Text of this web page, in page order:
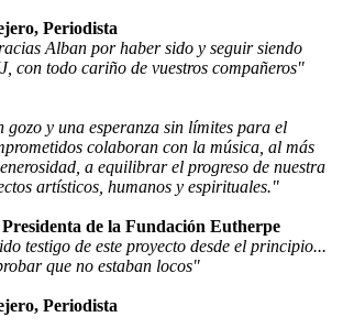
Periodista
Alban por haber sido y seguir siendo
con todo cariño de vuestros compañeros"
gozo y una esperanza sin límites para el
colaboran con la música, al más
a equilibrar el progreso de nuestra
artísticos, humanos y espirituales."
de la Fundación Eutherpe
testigo de este proyecto desde el principio...
que no estaban locos"
Periodista